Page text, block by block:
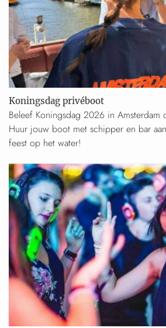
Koningsdag privéboot
Beleef Koningsdag 2026 in Amsterdam
Huur jouw boot met schipper en bar
feest op het water!